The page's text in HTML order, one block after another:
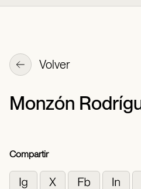
Volver
Monzón
Compartir